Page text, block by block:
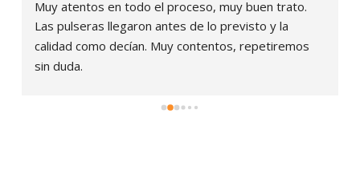
Muy atentos en todo el proceso, muy buen trato.
Las pulseras llegaron antes de lo previsto y la
calidad como decían. Muy contentos, repetiremos
sin duda.